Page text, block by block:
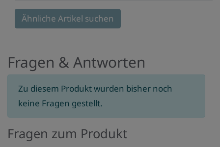
Garantie
in
Ähnliche Artikel suchen
Fragen & Antworten
Zu diesem Produkt wurden bisher noch
keine Fragen gestellt.
Fragen zum Produkt